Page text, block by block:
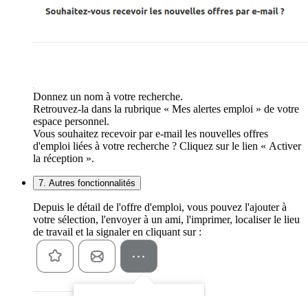
Donnez un nom à votre recherche.
Retrouvez-la dans la rubrique « Mes alertes emploi » de votre
espace personnel.
Vous souhaitez recevoir par e-mail les nouvelles offres
d'emploi liées à votre recherche ? Cliquez sur le lien « Activer
la réception ».
7. Autres fonctionnalités
Depuis le détail de l'offre d'emploi, vous pouvez l'ajouter à
votre sélection, l'envoyer à un ami, l'imprimer, localiser le lieu
de travail et la signaler en cliquant sur :